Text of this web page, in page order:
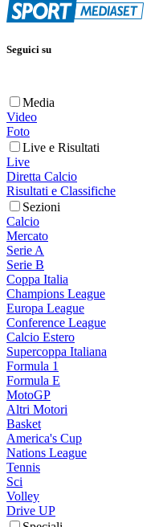
Seguici su
Media
Video
Foto
Live e Risultati
Live
Diretta Calcio
Risultati e Classifiche
Sezioni
Calcio
Mercato
Serie A
Serie B
Coppa Italia
Champions League
Europa League
Conference League
Calcio Estero
Supercoppa Italiana
Formula 1
Formula E
MotoGP
Altri Motori
Basket
America's Cup
Nations League
Tennis
Sci
Volley
Drive UP